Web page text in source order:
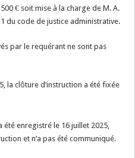
€ soit mise à la charge de M. A.
du code de justice administrative.
par le requérant ne sont pas
la clôture d’instruction a été fixée
enregistré le 16 juillet 2025,
et n’a pas été communiqué.